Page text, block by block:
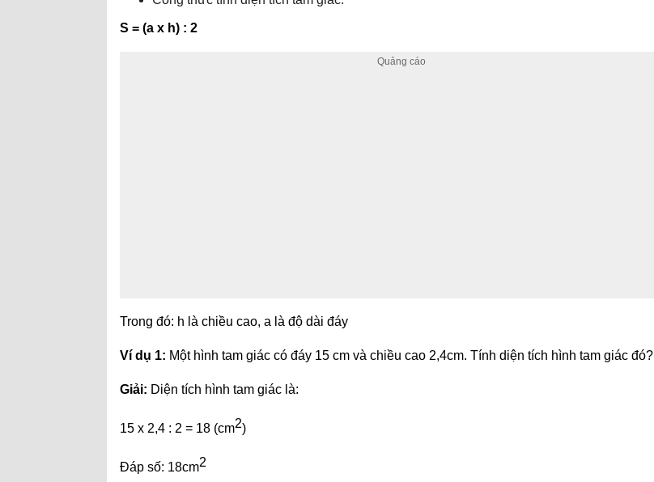
S = (a x h) : 2
Trong đó: h là chiều cao, a là độ dài đáy
Ví dụ 1: Một hình tam giác có đáy 15 cm và chiều cao 2,4cm. Tính diện tích hình tam giác đó?
Giải: Diện tích hình tam giác là:
15 x 2,4 : 2 = 18 (cm2)
Đáp số: 18cm2